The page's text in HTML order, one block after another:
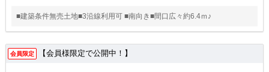
■建築条件無売土地■3沿線利用可 ■南向き■間口広々約6.4ｍ♪
会員限定 【会員様限定で公開中！】